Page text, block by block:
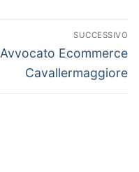
SUCCESSIVO
Avvocato Ecommerce
Cavallermaggiore